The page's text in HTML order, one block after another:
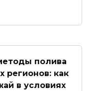
полива
регионов: как
в условиях